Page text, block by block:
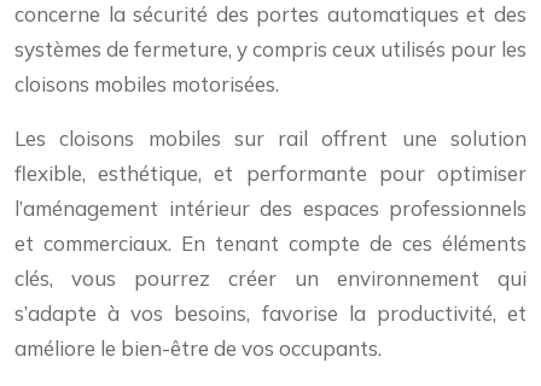
concerne la sécurité des portes automatiques et des
systèmes de fermeture, y compris ceux utilisés pour les
cloisons mobiles motorisées.
Les cloisons mobiles sur rail offrent une solution
flexible, esthétique, et performante pour optimiser
l’aménagement intérieur des espaces professionnels
et commerciaux. En tenant compte de ces éléments
clés, vous pourrez créer un environnement qui
s’adapte à vos besoins, favorise la productivité, et
améliore le bien-être de vos occupants.